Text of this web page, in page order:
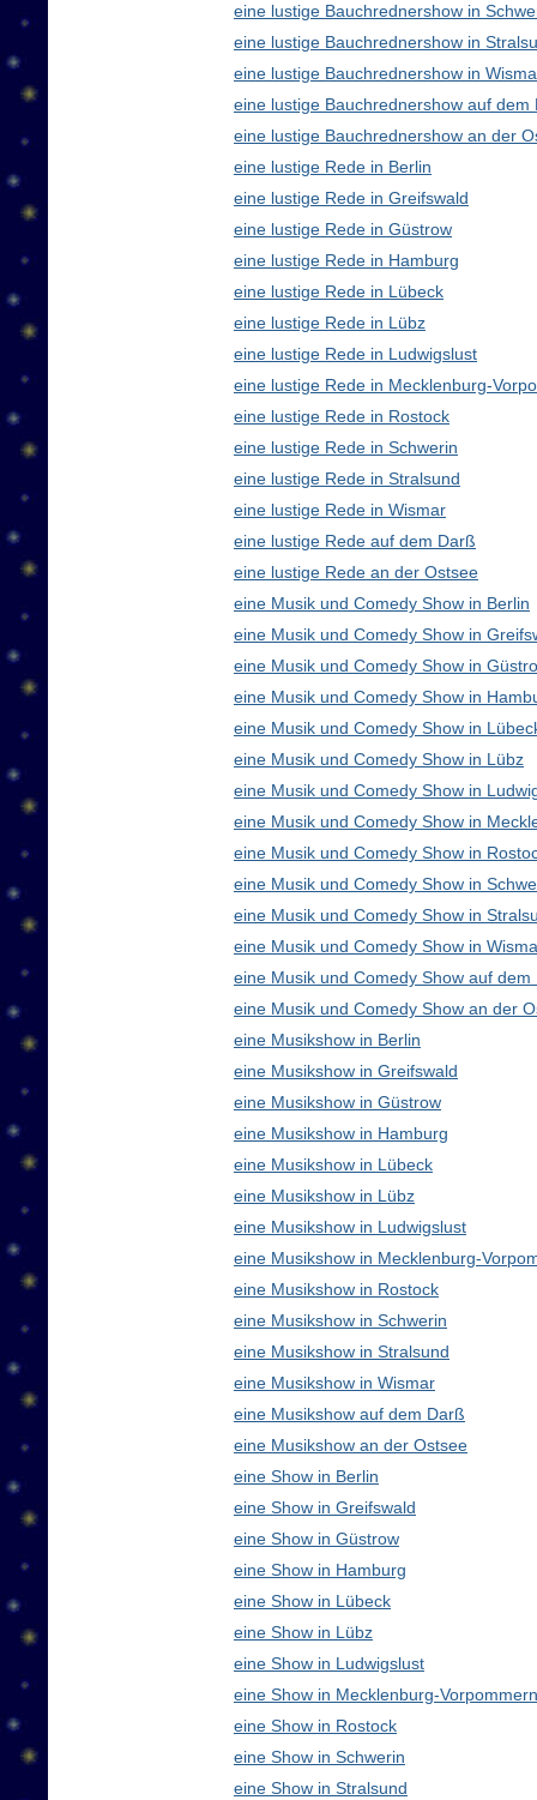
eine lustige Bauchrednershow in
eine lustige Bauchrednershow in
eine lustige Bauchrednershow in
eine lustige Bauchrednershow auf dem
eine lustige Bauchrednershow an der
eine lustige Rede in Berlin
eine lustige Rede in Greifswald
eine lustige Rede in Güstrow
eine lustige Rede in Hamburg
eine lustige Rede in Lübeck
eine lustige Rede in Lübz
eine lustige Rede in Ludwigslust
eine lustige Rede in Mecklenburg-
eine lustige Rede in Rostock
eine lustige Rede in Schwerin
eine lustige Rede in Stralsund
eine lustige Rede in Wismar
eine lustige Rede auf dem Darß
eine lustige Rede an der Ostsee
eine Musik und Comedy Show in Berlin
eine Musik und Comedy Show in
eine Musik und Comedy Show in
eine Musik und Comedy Show in
eine Musik und Comedy Show in
eine Musik und Comedy Show in Lübz
eine Musik und Comedy Show in
eine Musik und Comedy Show in
eine Musik und Comedy Show in
eine Musik und Comedy Show in
eine Musik und Comedy Show in
eine Musik und Comedy Show in
eine Musik und Comedy Show auf dem
eine Musik und Comedy Show an der
eine Musikshow in Berlin
eine Musikshow in Greifswald
eine Musikshow in Güstrow
eine Musikshow in Hamburg
eine Musikshow in Lübeck
eine Musikshow in Lübz
eine Musikshow in Ludwigslust
eine Musikshow in Mecklenburg-
eine Musikshow in Rostock
eine Musikshow in Schwerin
eine Musikshow in Stralsund
eine Musikshow in Wismar
eine Musikshow auf dem Darß
eine Musikshow an der Ostsee
eine Show in Berlin
eine Show in Greifswald
eine Show in Güstrow
eine Show in Hamburg
eine Show in Lübeck
eine Show in Lübz
eine Show in Ludwigslust
eine Show in Mecklenburg-
eine Show in Rostock
eine Show in Schwerin
eine Show in Stralsund